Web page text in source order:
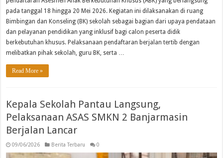
pada tanggal 18 hingga 20 Mei 2026. Kegiatan ini dilaksanakan di ruang
Bimbingan dan Konseling (BK) sekolah sebagai bagian dari upaya pendataan
dan pelayanan pendidikan yang inklusif bagi calon peserta didik
berkebutuhan khusus. Pelaksanaan pendaftaran berjalan tertib dengan
melibatkan pihak sekolah, guru BK, serta …
Read More »
Kepala Sekolah Pantau Langsung,
Pelaksanaan ASAS SMKN 2 Banjarmasin
Berjalan Lancar
09/06/2026 Berita Terbaru 0